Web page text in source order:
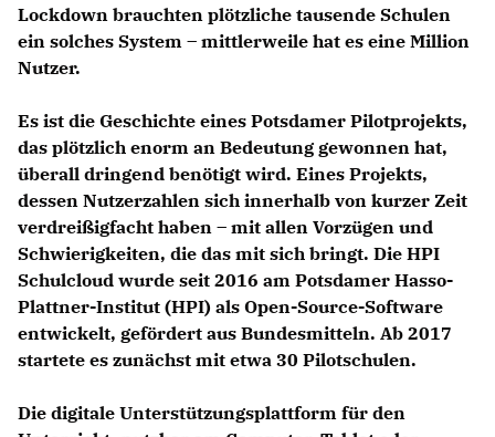
Lockdown brauchten plötzliche tausende Schulen
ein solches System – mittlerweile hat es eine Million
Nutzer.
Es ist die Geschichte eines Potsdamer Pilotprojekts,
das plötzlich enorm an Bedeutung gewonnen hat,
überall dringend benötigt wird. Eines Projekts,
dessen Nutzerzahlen sich innerhalb von kurzer Zeit
verdreißigfacht haben – mit allen Vorzügen und
Schwierigkeiten, die das mit sich bringt. Die HPI
Schulcloud wurde seit 2016 am Potsdamer Hasso-
Plattner-Institut (HPI) als Open-Source-Software
entwickelt, gefördert aus Bundesmitteln. Ab 2017
startete es zunächst mit etwa 30 Pilotschulen.
Die digitale Unterstützungsplattform für den